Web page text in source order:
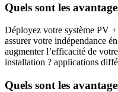
Quels sont les
Déployez votre système PV
assurer votre indépendance
augmenter l’efficacité de
installation ? applications
Quels sont les